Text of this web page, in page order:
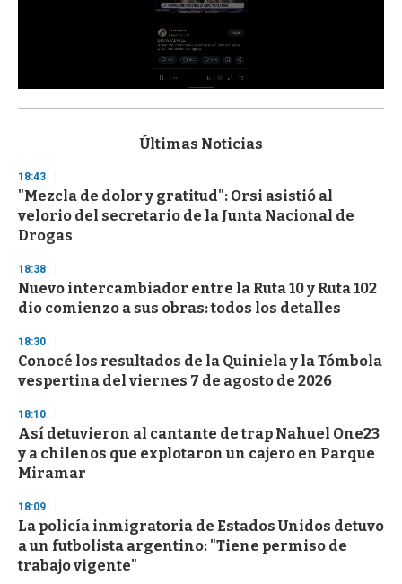
s
d
s
o
f
3
s
e
c
o
d
s
Últimas Noticias
18:43
"Mezcla de dolor y gratitud": Orsi asistió al
velorio del secretario de la Junta Nacional de
Drogas
18:38
Nuevo intercambiador entre la Ruta 10 y Ruta 102
dio comienzo a sus obras: todos los detalles
18:30
Conocé los resultados de la Quiniela y la Tómbola
vespertina del viernes 7 de agosto de 2026
18:10
Así detuvieron al cantante de trap Nahuel One23
y a chilenos que explotaron un cajero en Parque
Miramar
18:09
La policía inmigratoria de Estados Unidos detuvo
a un futbolista argentino: "Tiene permiso de
trabajo vigente"